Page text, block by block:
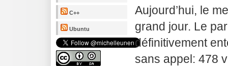
C++
Ubuntu
Aujourd’hui, le
grand jour. Le
définitivement
sans appel: 478